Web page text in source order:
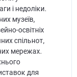
і недоліки.
музеїв,
освітніх
спільнот,
мережах.
для